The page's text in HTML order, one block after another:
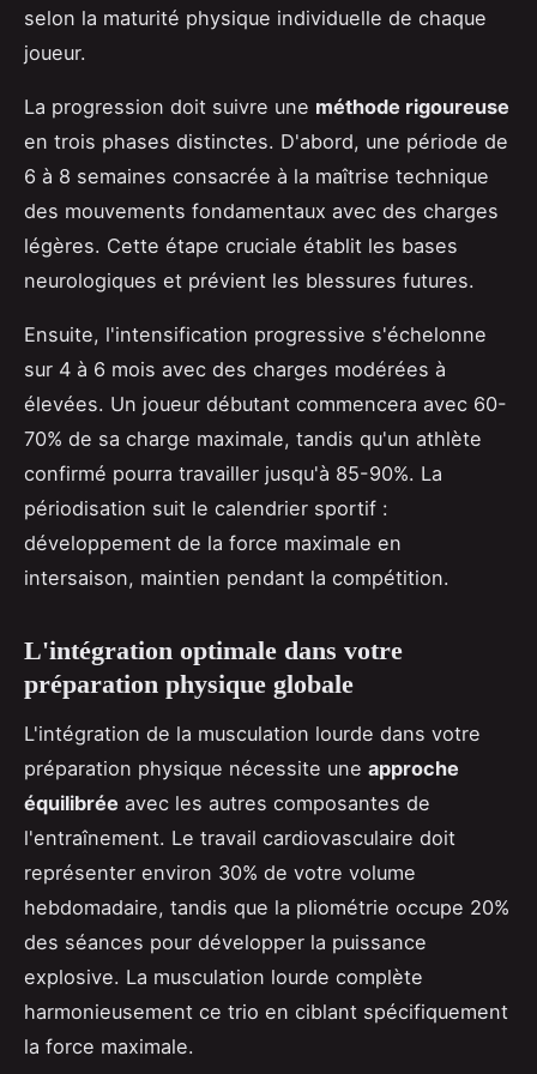
selon la maturité physique individuelle de chaque
joueur.
La progression doit suivre une méthode rigoureuse
en trois phases distinctes. D'abord, une période de
6 à 8 semaines consacrée à la maîtrise technique
des mouvements fondamentaux avec des charges
légères. Cette étape cruciale établit les bases
neurologiques et prévient les blessures futures.
Ensuite, l'intensification progressive s'échelonne
sur 4 à 6 mois avec des charges modérées à
élevées. Un joueur débutant commencera avec 60-
70% de sa charge maximale, tandis qu'un athlète
confirmé pourra travailler jusqu'à 85-90%. La
périodisation suit le calendrier sportif :
développement de la force maximale en
intersaison, maintien pendant la compétition.
L'intégration optimale dans votre
préparation physique globale
L'intégration de la musculation lourde dans votre
préparation physique nécessite une approche
équilibrée avec les autres composantes de
l'entraînement. Le travail cardiovasculaire doit
représenter environ 30% de votre volume
hebdomadaire, tandis que la pliométrie occupe 20%
des séances pour développer la puissance
explosive. La musculation lourde complète
harmonieusement ce trio en ciblant spécifiquement
la force maximale.